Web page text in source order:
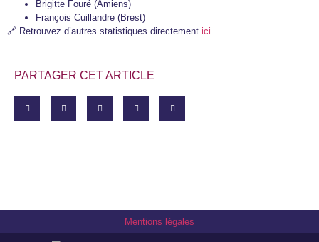
Brigitte Fouré (Amiens)
François Cuillandre (Brest)
🔗 Retrouvez d’autres statistiques directement ici.
PARTAGER CET ARTICLE
Mentions légales